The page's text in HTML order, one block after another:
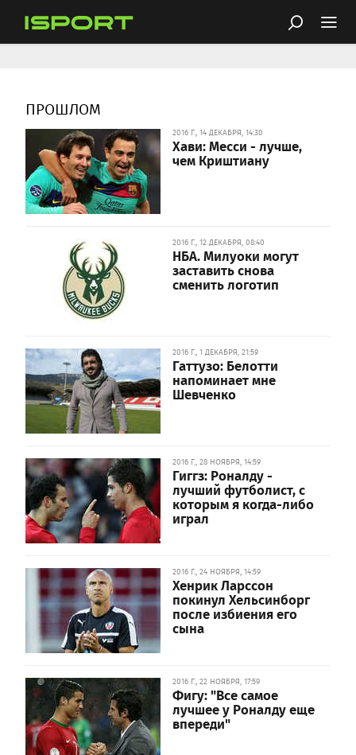
ПРОШЛОМ
2016 Г., 14 ДЕКАБРЯ, 14:30
Хави: Месси - лучше,
чем Криштиану
2016 Г., 12 ДЕКАБРЯ, 08:40
НБА. Милуоки могут
заставить снова
сменить логотип
2016 Г., 1 ДЕКАБРЯ, 21:59
Гаттузо: Белотти
напоминает мне
Шевченко
2016 Г., 28 НОЯБРЯ, 14:59
Гиггз: Роналду -
лучший футболист, с
которым я когда-либо
играл
2016 Г., 24 НОЯБРЯ, 14:59
Хенрик Ларссон
покинул Хельсинборг
после избиения его
сына
2016 Г., 22 НОЯБРЯ, 17:59
Фигу: "Все самое
лучшее у Роналду еще
впереди"